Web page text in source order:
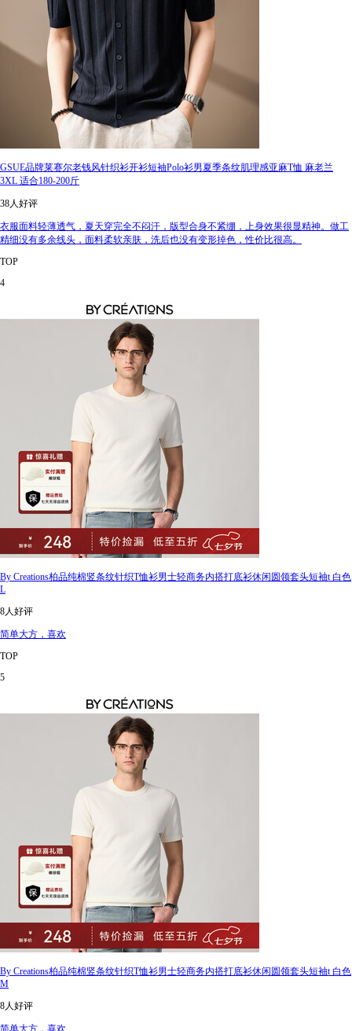
GSUE品牌莱赛尔老钱风针织衫开衫短袖Polo衫男夏季条纹肌理感亚麻T恤 麻老兰
3XL 适合180-200斤
38人好评
衣服面料轻薄透气，夏天穿完全不闷汗，版型合身不紧绷，上身效果很显精神。做工
精细没有多余线头，面料柔软亲肤，洗后也没有变形掉色，性价比很高。
TOP
4
By Creations柏品纯棉竖条纹针织T恤衫男士轻商务内搭打底衫休闲圆领套头短袖t 白色
L
8人好评
简单大方，喜欢
TOP
5
By Creations柏品纯棉竖条纹针织T恤衫男士轻商务内搭打底衫休闲圆领套头短袖t 白色
M
8人好评
简单大方，喜欢